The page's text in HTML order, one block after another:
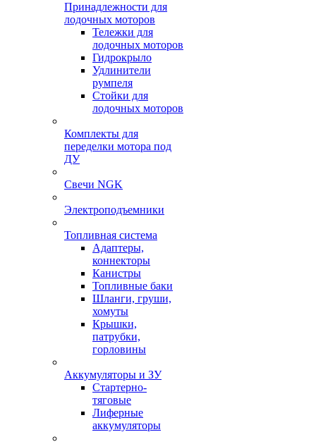
Принадлежности для
лодочных моторов
Тележки для
лодочных моторов
Гидрокрыло
Удлинители
румпеля
Стойки для
лодочных моторов
Комплекты для
переделки мотора под
ДУ
Свечи NGK
Электроподъемники
Топливная система
Адаптеры,
коннекторы
Канистры
Топливные баки
Шланги, груши,
хомуты
Крышки,
патрубки,
горловины
Аккумуляторы и ЗУ
Стартерно-
тяговые
Лиферные
аккумуляторы